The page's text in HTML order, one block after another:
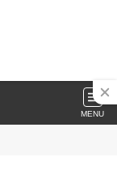
MENU